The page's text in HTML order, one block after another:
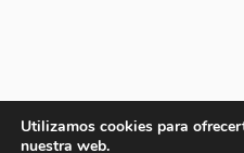
Utilizamos cookies para
nuestra web.